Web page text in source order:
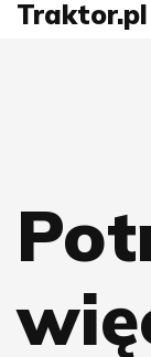
Traktor.pl